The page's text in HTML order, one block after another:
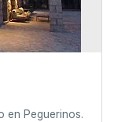
en Peguerinos.